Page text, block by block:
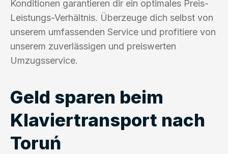
Konditionen garantieren dir ein optimales Preis-
Leistungs-Verhältnis. Überzeuge dich selbst von
unserem umfassenden Service und profitiere von
unserem zuverlässigen und preiswerten
Umzugsservice.
Geld sparen beim
Klaviertransport nach
Toruń